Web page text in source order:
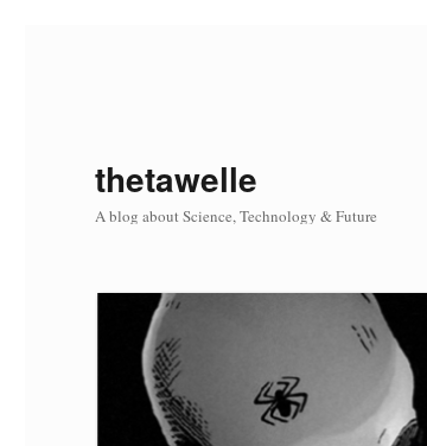
thetawelle
A blog about Science, Technology & Future